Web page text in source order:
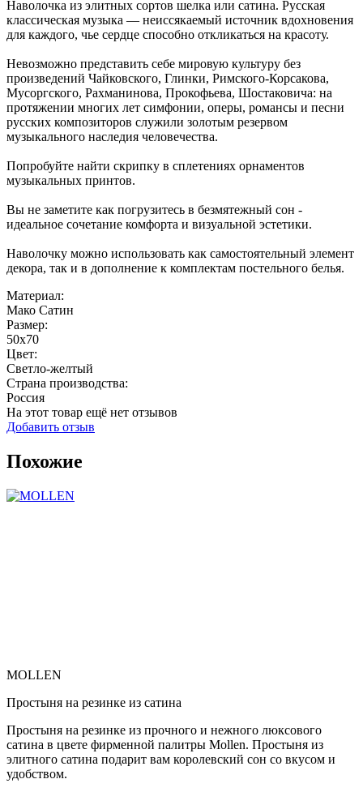
Наволочка из элитных сортов шелка или сатина. Русская
классическая музыка — неиссякаемый источник вдохновения
для каждого, чье сердце способно откликаться на красоту.
Невозможно представить себе мировую культуру без
произведений Чайковского, Глинки, Римского-Корсакова,
Мусоргского, Рахманинова, Прокофьева, Шостаковича: на
протяжении многих лет симфонии, оперы, романсы и песни
русских композиторов служили золотым резервом
музыкального наследия человечества.
Попробуйте найти скрипку в сплетениях орнаментов
музыкальных принтов.
Вы не заметите как погрузитесь в безмятежный сон -
идеальное сочетание комфорта и визуальной эстетики.
Наволочку можно использовать как самостоятельный элемент
декора, так и в дополнение к комплектам постельного белья.
Материал:
Мако Сатин
Размер:
50x70
Цвет:
Светло-желтый
Страна производства:
Россия
На этот товар ещё нет отзывов
Добавить отзыв
Похожие
MOLLEN
Простыня на резинке из сатина
Простыня на резинке из прочного и нежного люксового
сатина в цвете фирменной палитры Mollen. Простыня из
элитного сатина подарит вам королевский сон со вкусом и
удобством.